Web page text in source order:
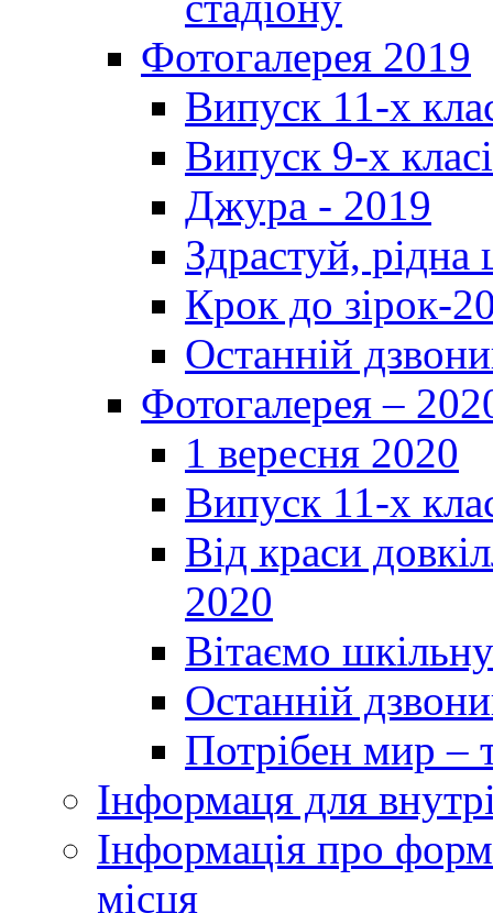
Фотогалерея 2019
Випуск 11-х
Випуск 9-х
Джура - 2019
Здрастуй,
Крок до зірок-
Останній
Фотогалерея –
1 вересня 2020
Випуск 11-х
Від краси
2020
Вітаємо
Останній
Потрібен мир –
Інформаця для
Інформація про
місця